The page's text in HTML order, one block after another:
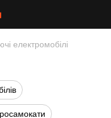
електромобілі